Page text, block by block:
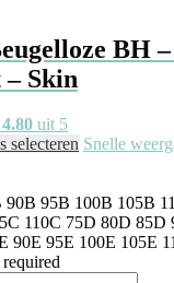
BH
Skin
4.80 uit 5
selecteren Dit
meerdere
variaties.
Deze
Snelle
90B 95B 100B 105B
110C 75D 80D 85D
90E 95E 100E 105E